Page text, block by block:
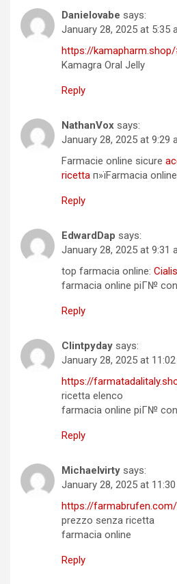
Danielovabe says:
January 28, 2025 at 5:35
https://
Kamagra Oral Jelly
Reply
NathanVox says:
January 28, 2025 at 9:29
Farmacie online sicure
ricetta п»їFarmacia
Reply
EdwardDap says:
January 28, 2025 at 9:31
top farmacia online:
farmacia online piГ№
Reply
Clintpyday says:
January 28, 2025 at
https://
ricetta elenco
farmacia online piГ№
Reply
Michaelvirty says:
January 28, 2025 at
https://
prezzo senza ricetta
farmacia online
Reply